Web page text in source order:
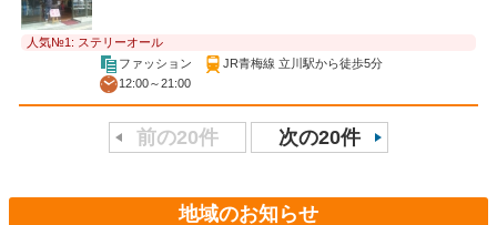
人気№1: ステリーオール
ファッション
JR青梅線 立川駅から徒歩5分
12:00～21:00
前の20件 次の20件
地域のお知らせ